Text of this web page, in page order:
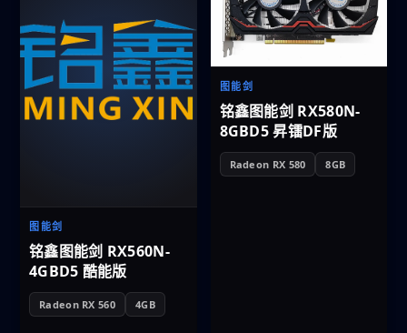
图能剑
铭鑫图能剑 RX560N-
4GBD5 酷能版
Radeon RX 560 4GB
图能剑
铭鑫图能剑 RX580N-
8GBD5 昇镭DF版
Radeon RX 580 8GB